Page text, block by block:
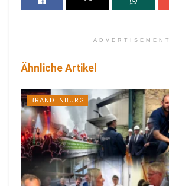
ADVERTISEMENT
Ähnliche Artikel
BRANDENBURG